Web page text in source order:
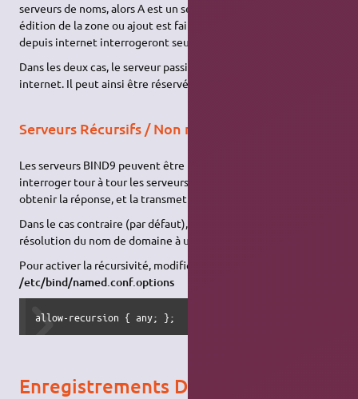
serveurs de noms, alors A est un serveur furtif maître. Toute
édition de la zone ou ajout est fait sur A, mais les ordinateurs
depuis internet interrogeront seulement B et C.
Dans les deux cas, le serveur passif n'est pas interrogé depuis
internet. Il peut ainsi être réservé pour une utilisation locale.
Serveurs Récursifs / Non récursifs
Les serveurs BIND9 peuvent être récursifs, c’est-à-dire
interroger tour à tour les serveurs
obtenir la réponse, et la transmettre à leur client.
Dans le cas contraire (par défaut), le serveur
résolution du nom de domaine à un autre serveur
Pour activer la récursivité, modifier
/etc/bind/named.conf.options
allow-recursion { any; };
Enregistrements DNS